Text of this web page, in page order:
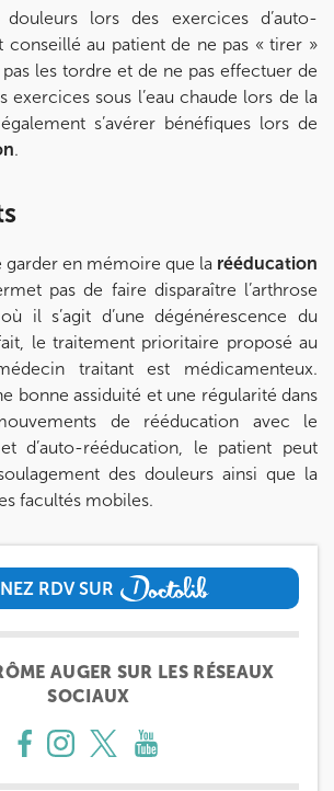
RDV SUR
RDV SUR
AUGER SUR LES RÉSEAUX
SOCIAUX
lors des exercices d’auto-
conseillé au patient de ne pas « tirer »
les tordre et de ne pas effectuer de
exercices sous l’eau chaude lors de la
s’avérer bénéfiques lors de
.
garder en mémoire que la rééducation
pas de faire disparaître l’arthrose
il s’agit d’une dégénérescence du
le traitement prioritaire proposé au
traitant est médicamenteux.
bonne assiduité et une régularité dans
de rééducation avec le
d’auto-rééducation, le patient peut
des douleurs ainsi que la
facultés mobiles.
8
75008 Paris
75008 Paris
93 74
sur
sur
Balzac 91420 Morangis
Balzac 91420 Morangis
35 84
sur
Paris 92190 Meudon
Paris 92190 Meudon
01 09
sur
sur